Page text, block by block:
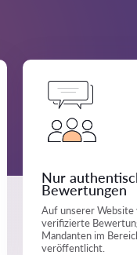
Nur
Bewertungen
Auf unserer Website
verifizierte
Mandanten im
veröffentlicht.